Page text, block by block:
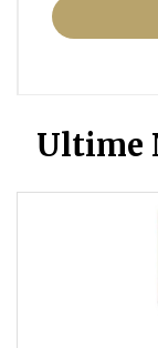
Ultime